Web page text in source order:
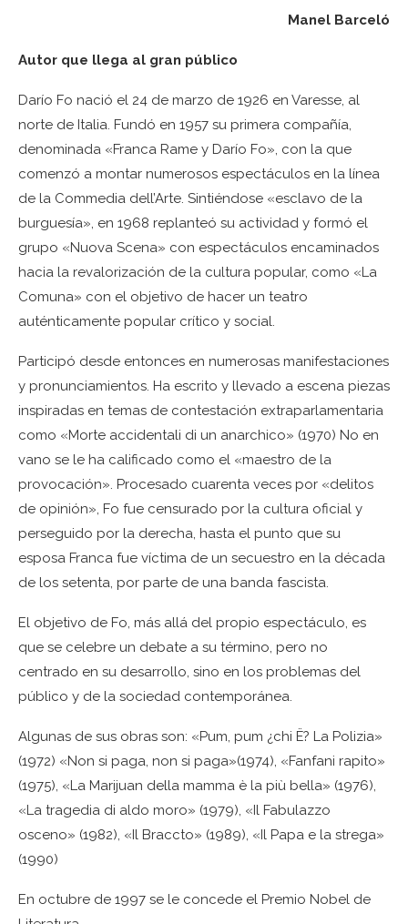
Manel Barceló
Autor que llega al gran público
Darío Fo nació el 24 de marzo de 1926 en Varesse, al
norte de Italia. Fundó en 1957 su primera compañía,
denominada «Franca Rame y Darío Fo», con la que
comenzó a montar numerosos espectáculos en la línea
de la Commedia dell’Arte. Sintiéndose «esclavo de la
burguesía», en 1968 replanteó su actividad y formó el
grupo «Nuova Scena» con espectáculos encaminados
hacia la revalorización de la cultura popular, como «La
Comuna» con el objetivo de hacer un teatro
auténticamente popular crítico y social.
Participó desde entonces en numerosas manifestaciones
y pronunciamientos. Ha escrito y llevado a escena piezas
inspiradas en temas de contestación extraparlamentaria
como «Morte accidentali di un anarchico» (1970) No en
vano se le ha calificado como el «maestro de la
provocación». Procesado cuarenta veces por «delitos
de opinión», Fo fue censurado por la cultura oficial y
perseguido por la derecha, hasta el punto que su
esposa Franca fue víctima de un secuestro en la década
de los setenta, por parte de una banda fascista.
El objetivo de Fo, más allá del propio espectáculo, es
que se celebre un debate a su término, pero no
centrado en su desarrollo, sino en los problemas del
público y de la sociedad contemporánea.
Algunas de sus obras son: «Pum, pum ¿chi Ë? La Polizia»
(1972) «Non si paga, non si paga»(1974), «Fanfani rapito»
(1975), «La Marijuan della mamma è la più bella» (1976),
«La tragedia di aldo moro» (1979), «Il Fabulazzo
osceno» (1982), «Il Braccto» (1989), «Il Papa e la strega»
(1990)
En octubre de 1997 se le concede el Premio Nobel de